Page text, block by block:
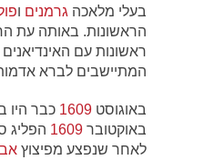
בעלי מלאכה גרמנים ו
הראשונות. באותה עת
ראשונות עם
המתיישבים לברא
באוגוסט 1609
באוקטובר 1609 הפליג
לאחר שנפצע מפיצוץ